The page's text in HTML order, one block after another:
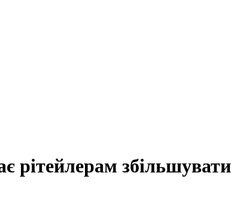
рітейлерам збільшувати